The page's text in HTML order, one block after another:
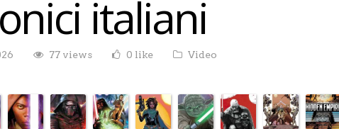
italiani
77 views 0 like Video